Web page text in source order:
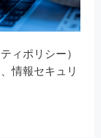
ィポリシー）
情報セキュリ